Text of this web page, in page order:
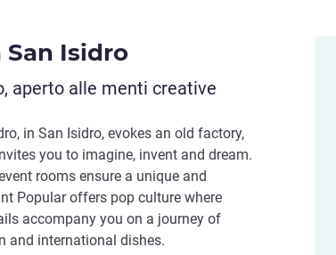
San Isidro
aperto alle menti creative
in San Isidro, evokes an old factory,
you to imagine, invent and dream.
rooms ensure a unique and
Popular offers pop culture where
accompany you on a journey of
and international dishes.